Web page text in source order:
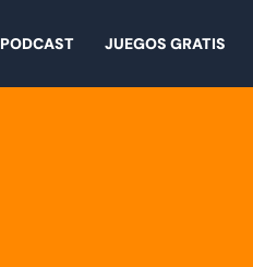
PODCAST JUEGOS GRATIS